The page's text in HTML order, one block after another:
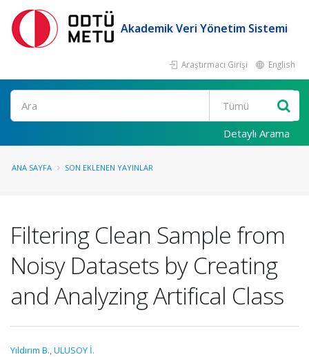
Akademik Veri Yönetim Sistemi
Araştırmacı Girişi English
Ara
Detaylı Arama
ANA SAYFA SON EKLENEN YAYINLAR
Filtering Clean Sample from
Noisy Datasets by Creating
and Analyzing Artifical Class
Yıldırım B.,ULUSOY İ.